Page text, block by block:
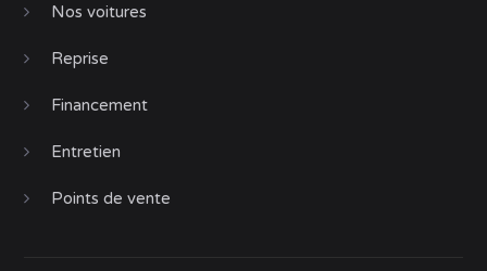
Nos voitures
Reprise
Financement
Entretien
Points de vente